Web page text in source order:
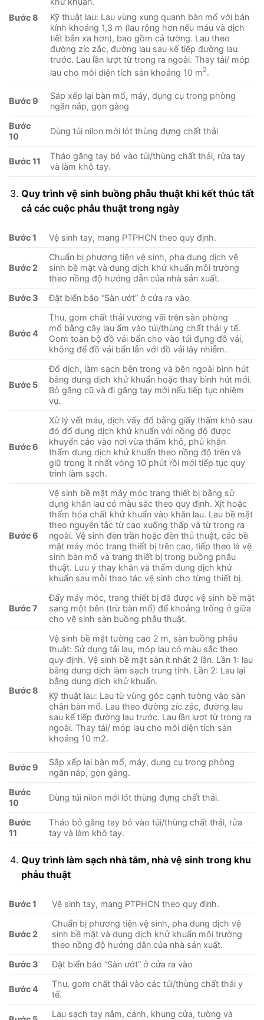
Bước 8
Kỹ thuật lau: Lau vùng xung quanh bàn mổ với bán
kính khoảng 1,3 m (lau rộng hơn nếu máu và dịch
tiết bắn xa hơn), bao gồm cả tường. Lau theo
đường zíc zắc, đường lau sau kế tiếp đường lau
trước. Lau lần lượt từ trong ra ngoài. Thay tải/ móp
lau cho mỗi diện tích sàn khoảng 10 m2
Bước 9
Sắp xếp lại bàn mổ, máy, dụng cụ trong phòng
ngăn nắp, gọn gàng
Bước
10
Dùng túi nilon mới lót thùng đựng chất thải
Bước 11
Tháo găng tay bỏ vào túi/thùng chất thải, rửa tay
và làm khô tay.
Quy trình vệ sinh buồng phẫu thuật khi kết thúc tất
cả các cuộc phẫu thuật trong ngày
Bước 1 Vệ sinh tay, mang PTPHCN theo quy định.
Bước 2
Chuẩn bị phương tiện vệ sinh, pha dung dịch vệ
sinh bề mặt và dung dịch khử khuẩn môi trường
theo nồng độ hướng dẫn của nhà sản xuất.
Bước 3
Đặt biển báo “Sàn ướt” ở cửa ra vào
Bước 4
Thu, gom chất thải vương vãi trên sàn phòng
mổ bằng cây lau ẩm vào túi/thùng chất thải y tế.
Gom toàn bộ đồ vải bẩn cho vào túi đựng đồ vải,
không để đồ vải bẩn lẫn với đồ vải lây nhiễm.
Bước 5
Đổ dịch, làm sạch bên trong và bên ngoài bình hút
bằng dung dịch khử khuẩn hoặc thay bình hút mới.
Bỏ găng cũ và đi găng tay mới nếu tiếp tục nhiệm
vụ.
Bước 6
Xử lý vết máu, dịch vấy đổ bằng giấy thấm khô sau
đó đổ dung dịch khử khuẩn với nồng độ được
khuyến cáo vào nơi vừa thấm khô, phủ khăn
thấm dung dịch khử khuẩn theo nồng độ trên và
giữ trong ít nhất vòng 10 phút rồi mới tiếp tục quy
trình làm sạch.
Bước 6
Vệ sinh bề mặt máy móc trang thiết bị bằng sử
dụng khăn lau có màu sắc theo quy định. Xịt hoặc
thấm hóa chất khử khuẩn vào khăn lau. Lau bề mặt
theo nguyên tắc từ cao xuống thấp và từ trong ra
ngoài. Vệ sinh đèn trần hoặc đèn thủ thuật, các bề
mặt máy móc trang thiết bị trên cao, tiếp theo là vệ
sinh bàn mổ và trang thiết bị trong buồng phẫu
thuật. Lưu ý thay khăn và thấm dung dịch khử
khuẩn sau mỗi thao tác vệ sinh cho từng thiết bị.
Bước 7
Đẩy máy móc, trang thiết bị đã được vệ sinh bề mặt
sang một bên (trừ bàn mổ) để khoảng trống ở giữa
cho vệ sinh sàn buồng phẫu thuật.
Bước 8
Vệ sinh bề mặt tường cao 2 m, sàn buồng phẫu
thuật: Sử dụng tải lau, móp lau có màu sắc theo
quy định. Vệ sinh bề mặt sàn ít nhất 2 lần. Lần 1: lau
bằng dung dịch làm sạch trung tính. Lần 2: Lau lại
bằng dung dịch khử khuẩn.
Kỹ thuật lau: Lau từ vùng góc cạnh tường vào sàn
chân bàn mổ. Lau theo đường zíc zắc, đường lau
sau kế tiếp đường lau trước. Lau lần lượt từ trong ra
ngoài. Thay tải/ móp lau cho mỗi diện tích sàn
khoảng 10 m2.
Bước 9
Sắp xếp lại bàn mổ, máy, dụng cụ trong phòng
ngăn nắp, gọn gàng.
Bước
10
Dùng túi nilon mới lót thùng đựng chất thải.
Bước
11
Tháo bỏ găng tay bỏ vào túi/thùng chất thải, rửa
tay và làm khô tay.
Quy trình làm sạch nhà tắm, nhà vệ sinh trong khu
phẫu thuật
Bước 1 Vệ sinh tay, mang PTPHCN theo quy định.
Bước 2
Chuẩn bị phương tiện vệ sinh, pha dung dịch vệ
sinh bề mặt và dung dịch khử khuẩn môi trường
theo nồng độ hướng dẫn của nhà sản xuất.
Bước 3
Đặt biển báo “Sàn ướt” ở cửa ra vào
Bước 4
Thu, gom chất thải vào các túi/thùng chất thải y
tế.
Lau sạch tay nắm, cánh, khung cửa, tường và